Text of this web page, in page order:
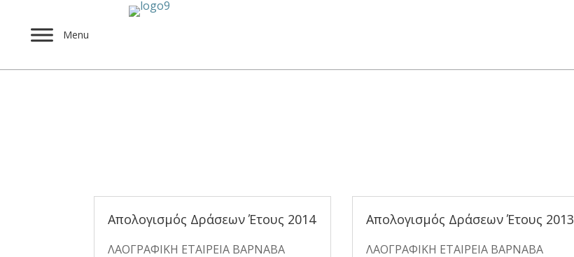
Menu
Απολογισμός Δράσεων Έτους 2014
ΛΑΟΓΡΑΦΙΚΗ ΕΤΑΙΡΕΙΑ ΒΑΡΝΑΒΑ
Απολογισμός Δράσεων Έτους 2013
ΛΑΟΓΡΑΦΙΚΗ ΕΤΑΙΡΕΙΑ ΒΑΡΝΑΒΑ